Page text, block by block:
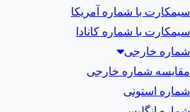
سیمکارت با شماره آمریکا
سیمکارت با شماره کانادا
شماره خارجی
مقایسه شماره خارجی
شماره استونی